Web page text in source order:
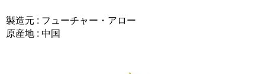
製造元 : フューチャー・アロー
原産地 : 中国